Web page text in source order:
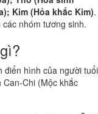
Kim (Hỏa khắc Kim).
nhóm tương sinh.
điển hình của người tuổi
Chi (Mộc khắc